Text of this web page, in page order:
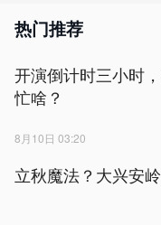
热门推荐
开演倒计时三小时
忙啥？
8月10日 03:20
立秋魔法？大兴安